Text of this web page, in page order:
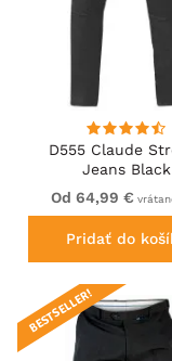
D555 Claude
Jeans Black
Od 64,99 €
Pridať do
BESTSELLER!